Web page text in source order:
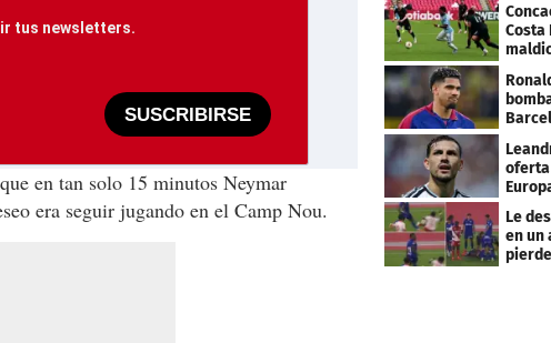
tus newsletters.
SUSCRIBIRSE
en tan solo 15 minutos Neymar
era seguir jugando en el Camp Nou.
Costa
club
Le
en un